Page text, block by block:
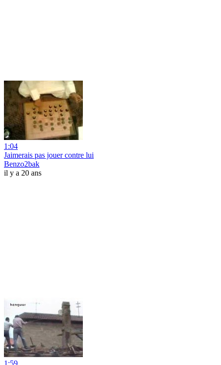
1:04
Jaimerais pas jouer contre lui
Benzo2bak
il y a 20 ans